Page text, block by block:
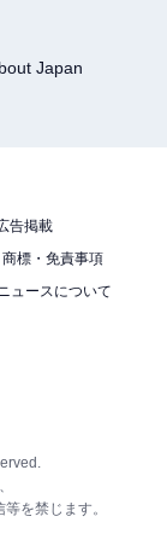
Japan
告掲載
標・免責事項
ュースについて
を禁じます。